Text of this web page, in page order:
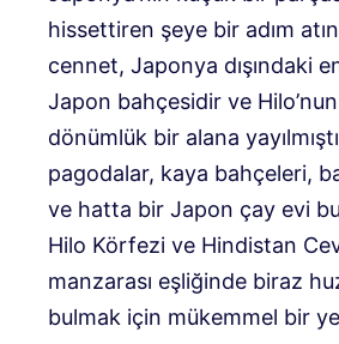
hissettiren şeye bir adım
cennet, Japonya dışındaki
Japon bahçesidir ve
dönümlük bir alana
pagodalar, kaya bahçeleri,
ve hatta bir Japon çay evi
Hilo Körfezi ve Hindistan
manzarası eşliğinde biraz
bulmak için mükemmel bir